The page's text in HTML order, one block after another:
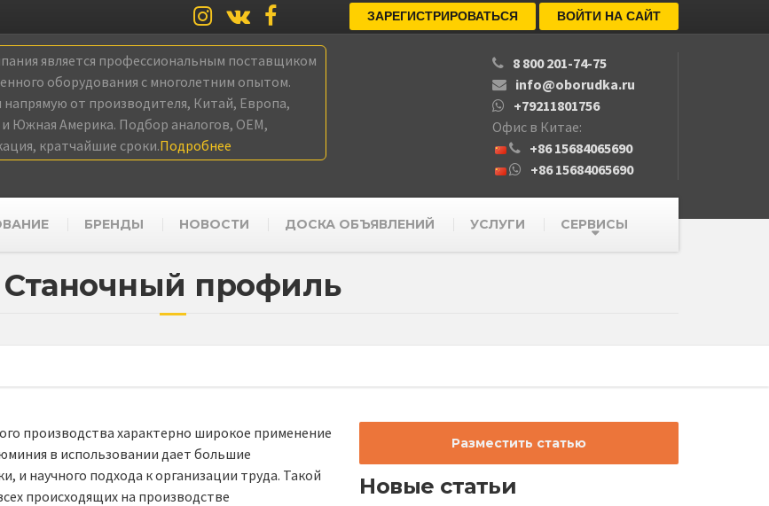
ЗАРЕГИСТРИРОВАТЬСЯ ВОЙТИ НА САЙТ
является профессиональным поставщиком
оборудования с многолетним опытом.
напрямую от производителя, Китай, Европа,
Южная Америка. Подбор аналогов, OEM,
кратчайшие сроки.Подробнее
8 800 201-74-75
info@oborudka.ru
+79211801756
Офис в Китае:
+86 15684065690
+86 15684065690
БРЕНДЫ НОВОСТИ ДОСКА ОБЪЯВЛЕНИЙ УСЛУГИ СЕРВИСЫ
Станочный профиль
производства характерно широкое применение
в использовании дает большие
и научного подхода к организации труда. Такой
происходящих на производстве
Разместить статью
Новые статьи